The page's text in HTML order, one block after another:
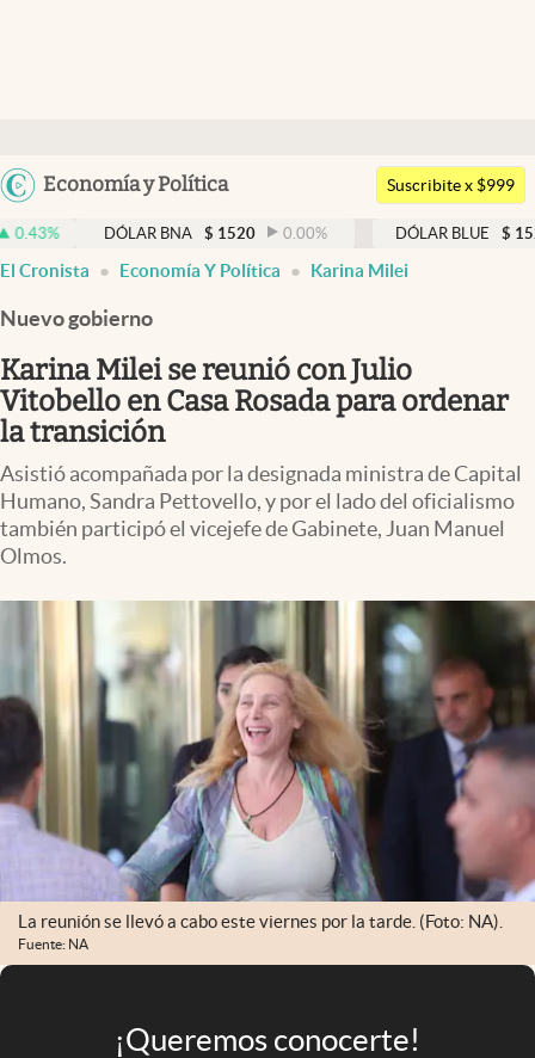
Argentina
Economía y Política
Members
Economía y Política
Finanzas y Mercados
Mercados Online
Negocios
Columnistas
Apertura
Mundial 2026
Eventos Corporativos
El Cronista Studio
Mediakit
abre en nueva pestaña
Argentina
Suscribite x $999
DÓLAR BNA $ 1520 0.00% DÓLAR BLUE $ 1525 -
El Cronista Economía Y Política Karina Milei
Nuevo gobierno
Karina Milei se reunió con Julio
Vitobello en Casa Rosada para ordenar
la transición
Asistió acompañada por la designada ministra de Capital
Humano, Sandra Pettovello, y por el lado del oficialismo
también participó el vicejefe de Gabinete, Juan Manuel
Olmos.
La reunión se llevó a cabo este viernes por la tarde. (Foto: NA).
Fuente: NA
¡Queremos conocerte!